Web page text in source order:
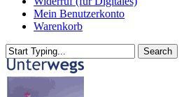
Mein Benutzerkonto
Warenkorb
Search
Close
Search